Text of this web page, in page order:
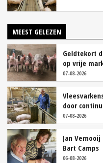
MEEST GELEZEN
Geldtekort
op vrije
07-08-2026
door
07-08-2026
Jan
Bart Camps
06-08-2026